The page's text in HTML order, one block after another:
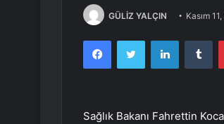
GÜLİZ YALÇIN Kasım
FacebookTwitter LinkedIn
Sağlık Bakanı Fahrettin